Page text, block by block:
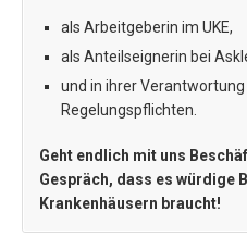
als Arbeitgeberin im UKE,
als Anteilseignerin bei
und in ihrer
Regelungspflichten.
Geht endlich mit uns
Gespräch, dass es würdige
Krankenhäusern braucht!